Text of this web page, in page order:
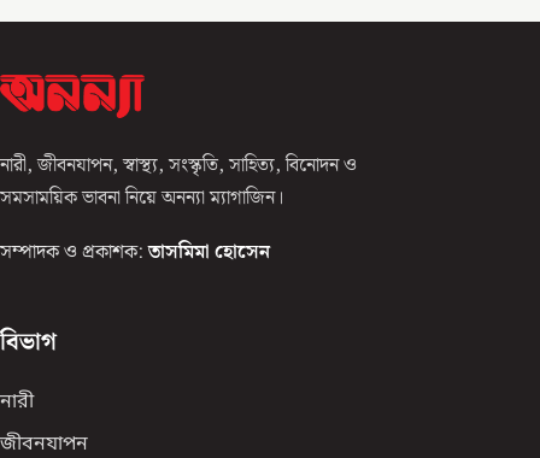
নারী, জীবনযাপন, স্বাস্থ্য, সংস্কৃতি, সাহিত্য, বিনোদন ও
সমসাময়িক ভাবনা নিয়ে অনন্যা ম্যাগাজিন।
সম্পাদক ও প্রকাশক: তাসমিমা হোসেন
বিভাগ
নারী
জীবনযাপন